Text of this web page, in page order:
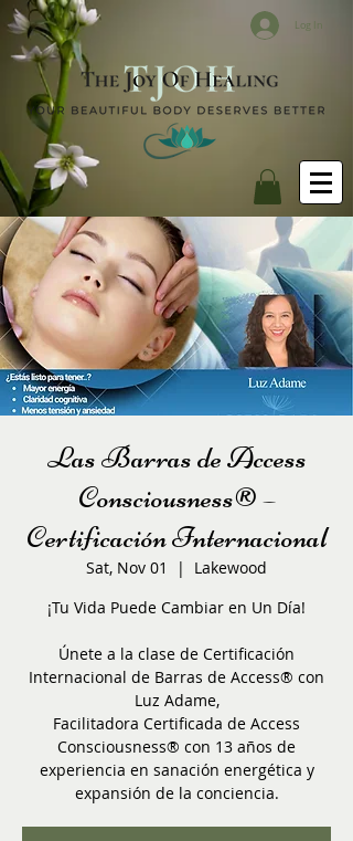
Log In
Las Barras de Access
Consciousness® –
Certificación Internacional
Sat, Nov 01
  |
Lakewood
¡Tu Vida Puede Cambiar en Un Día!
Únete a la clase de Certificación
Internacional de Barras de Access® con
Luz Adame,
Facilitadora Certificada de Access
Consciousness® con 13 años de
experiencia en sanación energética y
expansión de la conciencia.